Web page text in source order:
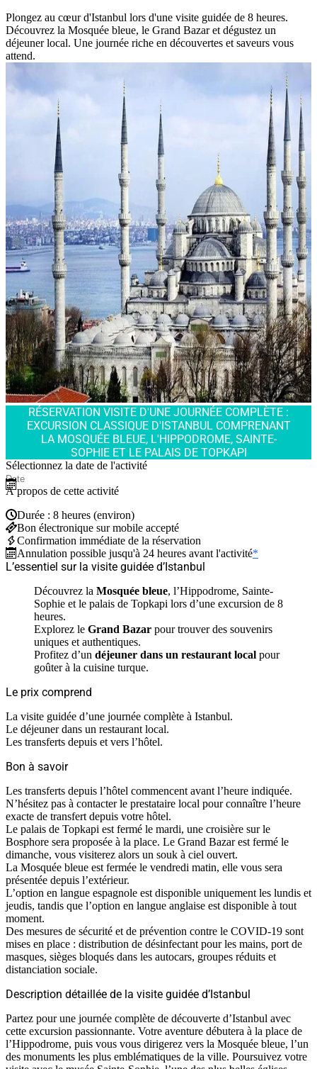
Plongez au cœur d'Istanbul lors d'une visite guidée de 8 heures.
Découvrez la Mosquée bleue, le Grand Bazar et dégustez un
déjeuner local. Une journée riche en découvertes et saveurs vous
attend.
RÉSERVATION VISITE D'UNE JOURNÉE COMPLÈTE :
EXCURSION CLASSIQUE D'ISTANBUL COMPRENANT
LA MOSQUÉE BLEUE, L'HIPPODROME, SAINTE-
SOPHIE ET LE PALAIS DE TOPKAPI
Sélectionnez la date de l'activité
À propos de cette activité
Durée : 8 heures (environ)
Bon électronique sur mobile accepté
Confirmation immédiate de la réservation
Annulation possible jusqu'à 24 heures avant l'activité*
L’essentiel sur la visite guidée d’Istanbul
Découvrez la Mosquée bleue, l’Hippodrome, Sainte-
Sophie et le palais de Topkapi lors d’une excursion de 8
heures.
Explorez le Grand Bazar pour trouver des souvenirs
uniques et authentiques.
Profitez d’un déjeuner dans un restaurant local pour
goûter à la cuisine turque.
Le prix comprend
La visite guidée d’une journée complète à Istanbul.
Le déjeuner dans un restaurant local.
Les transferts depuis et vers l’hôtel.
Bon à savoir
Les transferts depuis l’hôtel commencent avant l’heure indiquée.
N’hésitez pas à contacter le prestataire local pour connaître l’heure
exacte de transfert depuis votre hôtel.
Le palais de Topkapi est fermé le mardi, une croisière sur le
Bosphore sera proposée à la place. Le Grand Bazar est fermé le
dimanche, vous visiterez alors un souk à ciel ouvert.
La Mosquée bleue est fermée le vendredi matin, elle vous sera
présentée depuis l’extérieur.
L’option en langue espagnole est disponible uniquement les lundis et
jeudis, tandis que l’option en langue anglaise est disponible à tout
moment.
Des mesures de sécurité et de prévention contre le COVID-19 sont
mises en place : distribution de désinfectant pour les mains, port de
masques, sièges bloqués dans les autocars, groupes réduits et
distanciation sociale.
Description détaillée de la visite guidée d’Istanbul
Partez pour une journée complète de découverte d’Istanbul avec
cette excursion passionnante. Votre aventure débutera à la place de
l’Hippodrome, puis vous vous dirigerez vers la Mosquée bleue, l’un
des monuments les plus emblématiques de la ville. Poursuivez votre